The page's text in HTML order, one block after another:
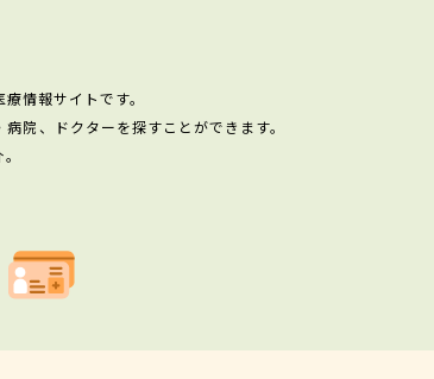
情報サイトです。
院、ドクターを探すことができます。